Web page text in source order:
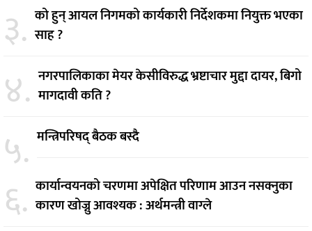
३. को हुन् आयल निगमको कार्यकारी निर्देशकमा नियुक्त भएका
साह ?
४. नगरपालिकाका मेयर केसीविरुद्ध भ्रष्टाचार मुद्दा दायर, बिगो
मागदावी कति ?
५. मन्त्रिपरिषद् बैठक बस्दै
६. कार्यान्वयनको चरणमा अपेक्षित परिणाम आउन नसक्नुका
कारण खोज्नु आवश्यक : अर्थमन्त्री वाग्ले